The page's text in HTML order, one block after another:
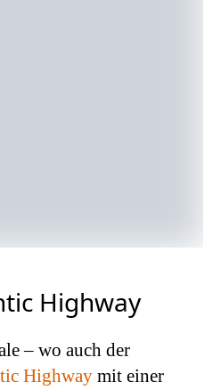
Highway
– wo auch der
Highway mit einer